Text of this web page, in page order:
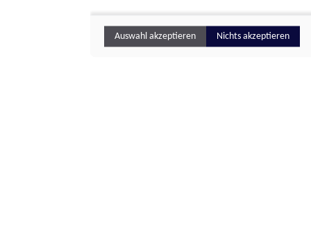
Auswahl akzeptieren Nichts akzeptieren